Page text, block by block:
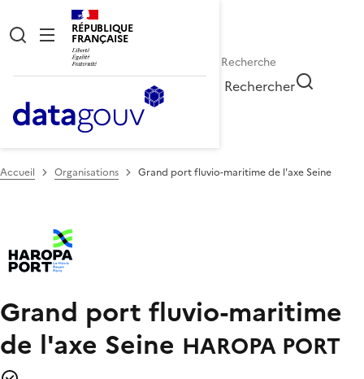
RÉPUBLIQUE
FRANÇAISE
Rechercher
Accueil Organisations Grand port fluvio-maritime de l'axe Seine
Grand port fluvio-maritime
de l'axe Seine HAROPA PORT